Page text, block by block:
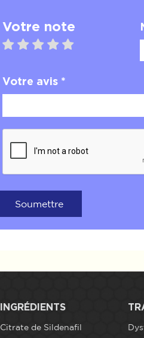
Votre note
5 stars
4 stars
3 stars
2 stars
1 star
Votre avis *
Soumettre
INGRÉDIENTS
Citrate de Sildenafil